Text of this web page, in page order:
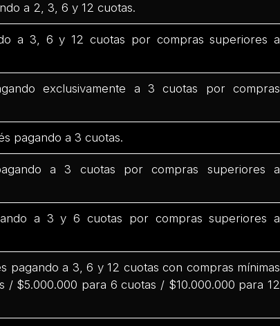
a 2, 3, 6 y 12 cuotas.
a 3, 6 y 12 cuotas por compras superiores a
exclusivamente a 3 cuotas por compras
pagando a 3 cuotas.
a 3 cuotas por compras superiores a
a 3 y 6 cuotas por compras superiores a
pagando a 3, 6 y 12 cuotas con compras mínimas
/ $5.000.000 para 6 cuotas / $10.000.000 para 12